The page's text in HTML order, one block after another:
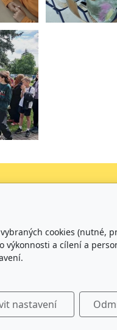
- Ředitel školy
- Zástupce ředitele
cookies (nutné,
a cílení a
nastavení